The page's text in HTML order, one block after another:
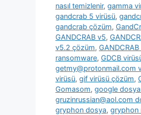
nasıl temizlenir, gamma
gandcrab 5 virüsü,
gandcrab çözüm,
GANDCRAB v5,
v5.2 çözüm,
ransomware, GDCB
getmy@protonmail.com
virüsü, gif virüsü çözüm,
Gomasom, google dosya
gruzinrussian@aol.com
gryphon dosya, gryphon